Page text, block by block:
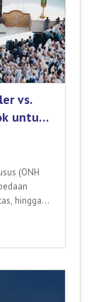
vs.
untuk
(ONH
hingga